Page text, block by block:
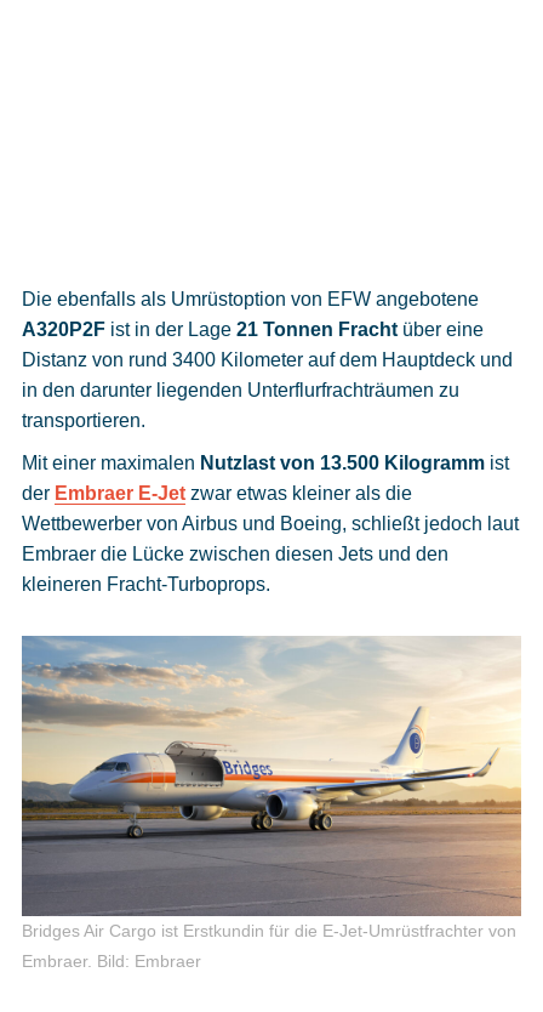
Die ebenfalls als Umrüstoption von EFW angebotene
A320P2Fist in der Lage 21 Tonnen Frachtüber eine
Distanz von rund 3400 Kilometer auf dem Hauptdeck und
in den darunter liegenden Unterflurfrachträumen zu
transportieren.
Mit einer maximalen Nutzlast von 13.500 Kilogrammist
der Embraer E-Jetzwar etwas kleiner als die
Wettbewerber von Airbus und Boeing, schließt jedoch laut
Embraer die Lücke zwischen diesen Jets und den
kleineren Fracht-Turboprops.
Bridges Air Cargo ist Erstkundin für die E-Jet-Umrüstfrachter von
Embraer. Bild: Embraer